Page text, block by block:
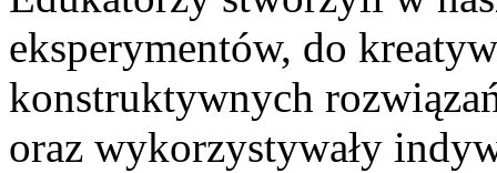
eksperymentów, do
konstruktywnych
oraz wykorzystywały